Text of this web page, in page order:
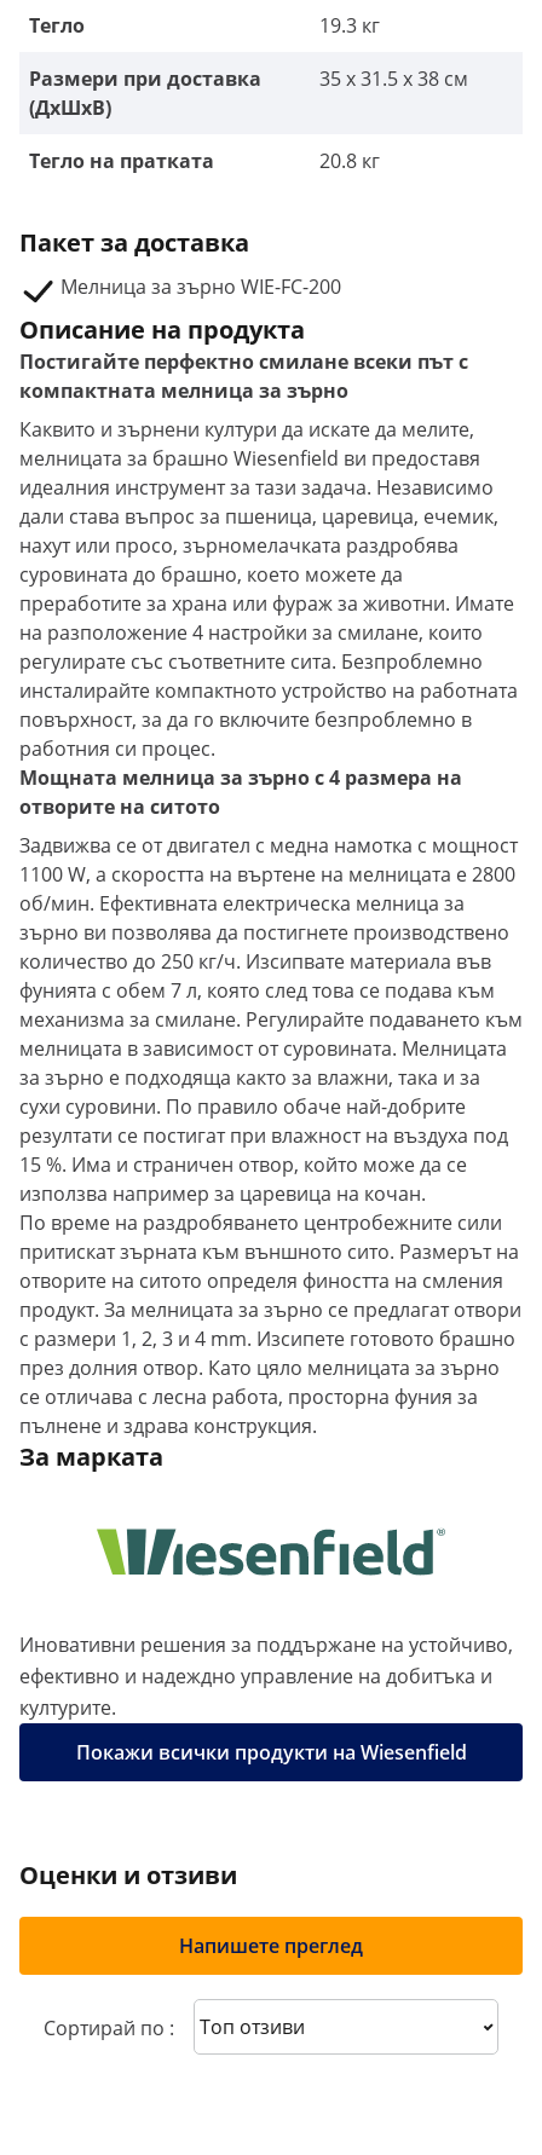
Тегло
19.3 кг
Размери при доставка
(ДxШxВ)
35 x 31.5 x 38 см
Тегло на пратката 20.8 кг
Пакет за доставка
Мелница за зърно WIE-FC-200
Описание на продукта
Постигайте перфектно смилане всеки път с
компактната мелница за зърно
Каквито и зърнени култури да искате да мелите,
мелницата за брашно Wiesenfield ви предоставя
идеалния инструмент за тази задача. Независимо
дали става въпрос за пшеница, царевица, ечемик,
нахут или просо, зърномелачката раздробява
суровината до брашно, което можете да
преработите за храна или фураж за животни. Имате
на разположение 4 настройки за смилане, които
регулирате със съответните сита. Безпроблемно
инсталирайте компактното устройство на работната
повърхност, за да го включите безпроблемно в
работния си процес.
Мощната мелница за зърно с 4 размера на
отворите на ситото
Задвижва се от двигател с медна намотка с мощност
1100 W, а скоростта на въртене на мелницата е 2800
об/мин. Ефективната електрическа мелница за
зърно ви позволява да постигнете производствено
количество до 250 кг/ч. Изсипвате материала във
фунията с обем 7 л, която след това се подава към
механизма за смилане. Регулирайте подаването към
мелницата в зависимост от суровината. Мелницата
за зърно е подходяща както за влажни, така и за
сухи суровини. По правило обаче най-добрите
резултати се постигат при влажност на въздуха под
15 %. Има и страничен отвор, който може да се
използва например за царевица на кочан.
По време на раздробяването центробежните сили
притискат зърната към външното сито. Размерът на
отворите на ситото определя фиността на смления
продукт. За мелницата за зърно се предлагат отвори
с размери 1, 2, 3 и 4 mm. Изсипете готовото брашно
през долния отвор. Като цяло мелницата за зърно
се отличава с лесна работа, просторна фуния за
пълнене и здрава конструкция.
За марката
Иновативни решения за поддържане на устойчиво,
ефективно и надеждно управление на добитъка и
културите.
Покажи всички продукти на Wiesenfield
Оценки и отзиви
Напишете преглед
Сортирай по : Sort reviews